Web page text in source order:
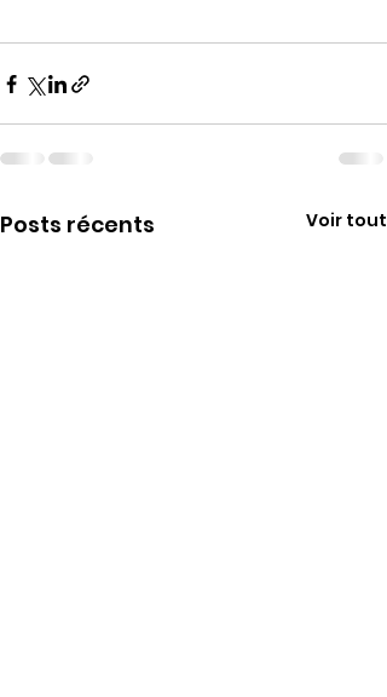
Posts récents Voir tout